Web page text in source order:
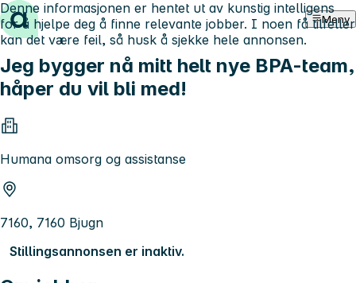
Hopp til innhold Meny
Jeg bygger nå mitt helt nye BPA-team,
håper du vil bli med!
Humana omsorg og assistanse
7160, 7160 Bjugn
Stillingsannonsen er inaktiv.
Denne informasjonen er hentet ut av kunstig intelligens
for å hjelpe deg å finne relevante jobber. I noen få tilfeller
kan det være feil, så husk å sjekke hele annonsen.